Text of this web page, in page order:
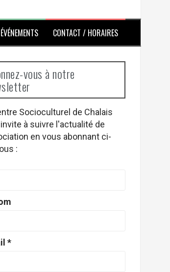
ÉVÉNEMENTS CONTACT / HORAIRES
vous à notre
Socioculturel de Chalais
à suivre l'actualité de
en vous abonnant ci-
:
*